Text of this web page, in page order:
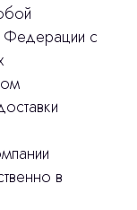
Федерации с
в